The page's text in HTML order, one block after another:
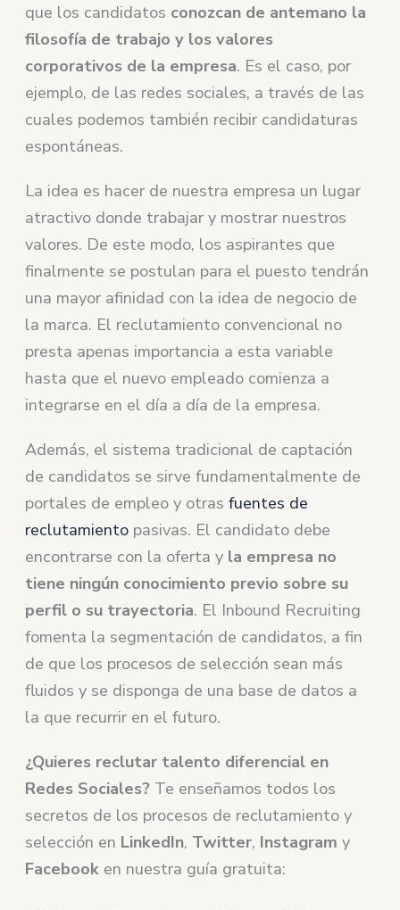
que los candidatos conozcan de antemano la
filosofía de trabajo y los valores
corporativos de la empresa. Es el caso, por
ejemplo, de las redes sociales, a través de las
cuales podemos también recibir candidaturas
espontáneas.
La idea es hacer de nuestra empresa un lugar
atractivo donde trabajar y mostrar nuestros
valores. De este modo, los aspirantes que
finalmente se postulan para el puesto tendrán
una mayor afinidad con la idea de negocio de
la marca. El reclutamiento convencional no
presta apenas importancia a esta variable
hasta que el nuevo empleado comienza a
integrarse en el día a día de la empresa.
Además, el sistema tradicional de captación
de candidatos se sirve fundamentalmente de
portales de empleo y otrasfuentes de
reclutamiento pasivas. El candidato debe
encontrarse con la oferta y la empresa no
tiene ningún conocimiento previo sobre su
perfil o su trayectoria. El Inbound Recruiting
fomenta la segmentación de candidatos, a fin
de que los procesos de selección sean más
fluidos y se disponga de una base de datos a
la que recurrir en el futuro.
¿Quieres reclutar talento diferencial en
Redes Sociales? Te enseñamos todos los
secretos de los procesos de reclutamiento y
selección en LinkedIn, Twitter, Instagram y
Facebook en nuestra guía gratuita: